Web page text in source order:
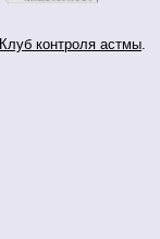
Клуб контроля астмы.